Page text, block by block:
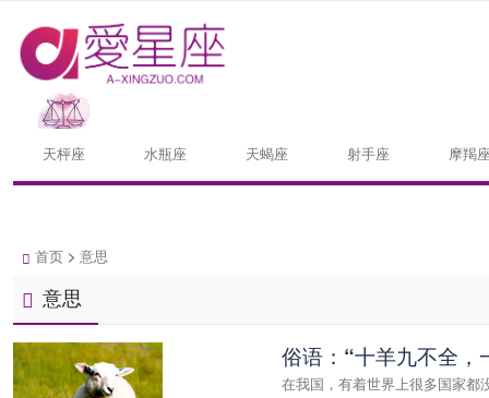
天枰座 水瓶座 天蝎座 射手座 摩羯
首页 > 意思
意思
俗语：“十羊九不全，
在我国，有着世界上很多国家都